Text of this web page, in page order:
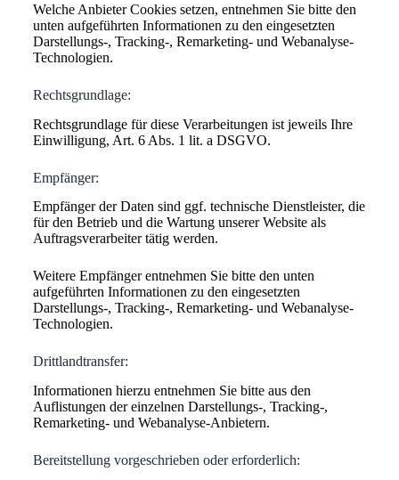
Welche Anbieter Cookies setzen, entnehmen Sie bitte den
unten aufgeführten Informationen zu den eingesetzten
Darstellungs-, Tracking-, Remarketing- und Webanalyse-
Technologien.
Rechtsgrundlage:
Rechtsgrundlage für diese Verarbeitungen ist jeweils Ihre
Einwilligung, Art. 6 Abs. 1 lit. a DSGVO.
Empfänger:
Empfänger der Daten sind ggf. technische Dienstleister, die
für den Betrieb und die Wartung unserer Website als
Auftragsverarbeiter tätig werden.
Weitere Empfänger entnehmen Sie bitte den unten
aufgeführten Informationen zu den eingesetzten
Darstellungs-, Tracking-, Remarketing- und Webanalyse-
Technologien.
Drittlandtransfer:
Informationen hierzu entnehmen Sie bitte aus den
Auflistungen der einzelnen Darstellungs-, Tracking-,
Remarketing- und Webanalyse-Anbietern.
Bereitstellung vorgeschrieben oder erforderlich: